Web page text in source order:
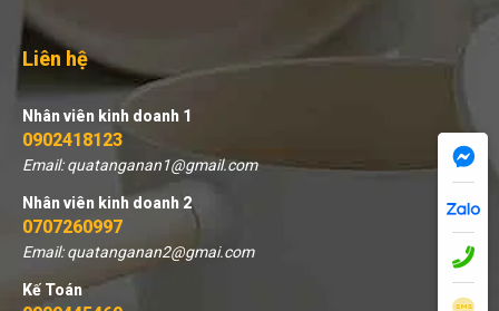
Liên hệ
Nhân viên kinh doanh 1
0902418123
Email: quatanganan1@gmail.com
Nhân viên kinh doanh 2
0707260997
Email: quatanganan2@gmai.com
Kế Toán